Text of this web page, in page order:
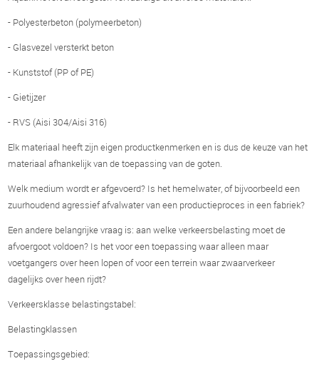
- Polyesterbeton (polymeerbeton)
- Glasvezel versterkt beton
- Kunststof (PP of PE)
- Gietijzer
- RVS (Aisi 304/Aisi 316)
Elk materiaal heeft zijn eigen productkenmerken en is dus de keuze van het
materiaal afhankelijk van de toepassing van de goten.
Welk medium wordt er afgevoerd? Is het hemelwater, of bijvoorbeeld een
zuurhoudend agressief afvalwater van een productieproces in een fabriek?
Een andere belangrijke vraag is: aan welke verkeersbelasting moet de
afvoergoot voldoen? Is het voor een toepassing waar alleen maar
voetgangers over heen lopen of voor een terrein waar zwaarverkeer
dagelijks over heen rijdt?
Verkeersklasse belastingstabel:
Belastingklassen
Toepassingsgebied: